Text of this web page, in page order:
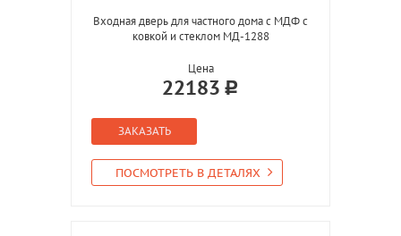
Входная дверь для частного дома с МДФ с
ковкой и стеклом МД-1288
Цена
22183
ЗАКАЗАТЬ
ПОСМОТРЕТЬ В ДЕТАЛЯХ